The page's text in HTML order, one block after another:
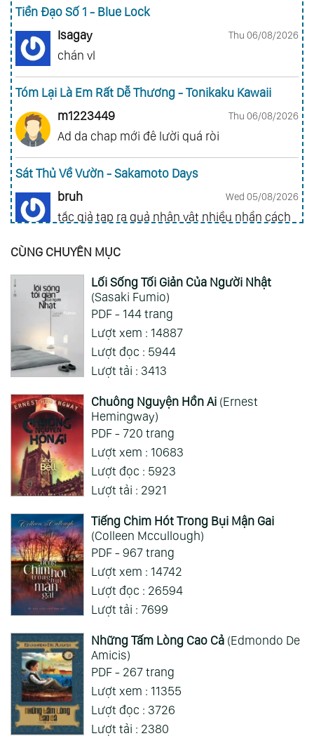
Tiền Đạo Số 1 - Blue Lock
Isagay
Thu 06/08/2026
chán vl
Tóm Lại Là Em Rất Dễ Thương - Tonikaku Kawaii
m1223449
Thu 06/08/2026
Ad da chap mới đê lười quá ròi
Sát Thủ Về Vườn - Sakamoto Days
bruh
Wed 05/08/2026
tắc giả tạp ra quả nhân vật nhiều nhần cách
Gia Đình Điệp Viên - Spy X Family
ai hỏi 123
Wed 05/08/2026
Mong 1 ngày shop ra 2 chap
Xem Thêm
CÙNG CHUYÊN MỤC
Lối Sống Tối Giản Của Người Nhật
(Sasaki Fumio)
PDF - 144 trang
Lượt xem : 14887
Lượt đọc : 5944
Lượt tải : 3413
Chuông Nguyện Hồn Ai(Ernest
Hemingway)
PDF - 720 trang
Lượt xem : 10683
Lượt đọc : 5923
Lượt tải : 2921
Tiếng Chim Hót Trong Bụi Mận Gai
(Colleen Mccullough)
PDF - 967 trang
Lượt xem : 14742
Lượt đọc : 26594
Lượt tải : 7699
Những Tấm Lòng Cao Cả(Edmondo De
Amicis)
PDF - 267 trang
Lượt xem : 11355
Lượt đọc : 3726
Lượt tải : 2380